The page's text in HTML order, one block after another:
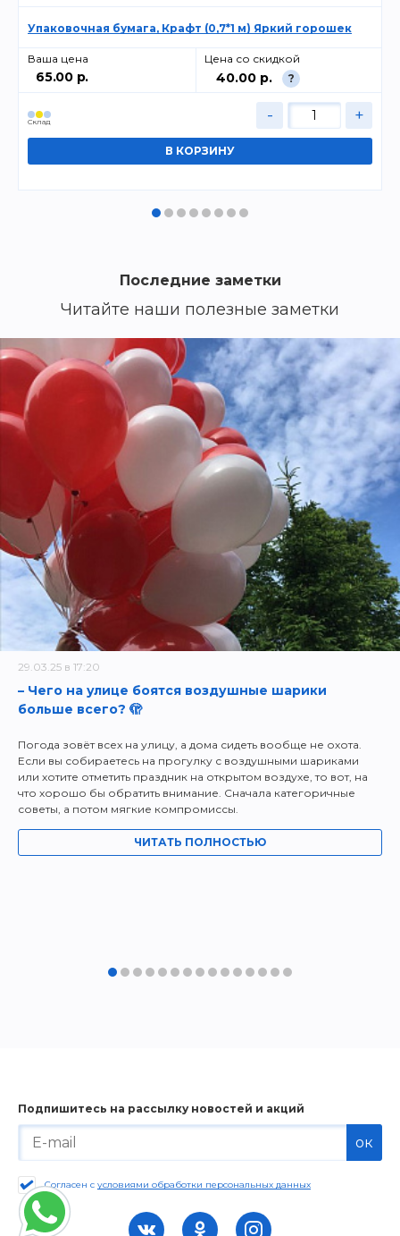
Упаковочная бумага, Крафт (0,7*1 м) Яркий горошек
Ваша цена
65.00 р.
Цена со скидкой
40.00 р. ?
Cклад - +
Последние заметки
Читайте наши полезные заметки
29.03.25 в 17:20
– Чего на улице боятся воздушные шарики
больше всего? 🫣
Погода зовёт всех на улицу, а дома сидеть вообще не охота.
Если вы собираетесь на прогулку с воздушными шариками
или хотите отметить праздник на открытом воздухе, то вот, на
что хорошо бы обратить внимание. Сначала категоричные
советы, а потом мягкие компромиссы.
ЧИТАТЬ ПОЛНОСТЬЮ
Подпишитесь на рассылку новостей и акций
ок
Согласен с условиями обработки персональных данных